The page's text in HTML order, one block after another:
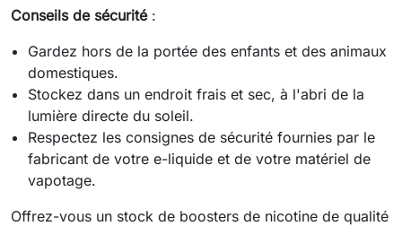
Conseils de sécurité:
Gardez hors de la portée des enfants et des animaux
domestiques.
Stockez dans un endroit frais et sec, à l'abri de la
lumière directe du soleil.
Respectez les consignes de sécurité fournies par le
fabricant de votre e-liquide et de votre matériel de
vapotage.
Offrez-vous un stock de boosters de nicotine de qualité